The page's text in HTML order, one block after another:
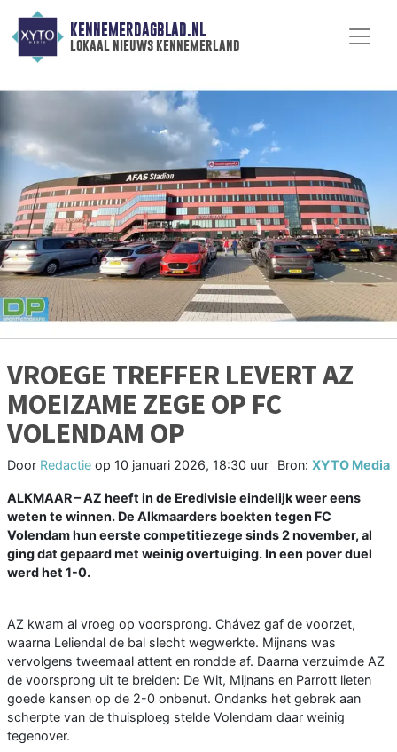
KENNEMERDAGBLAD.NL
lokaal nieuws kennemerland
VROEGE TREFFER LEVERT AZ
MOEIZAME ZEGE OP FC
VOLENDAM OP
Door Redactie op 10 januari 2026, 18:30 uur Bron: XYTO Media
ALKMAAR – AZ heeft in de Eredivisie eindelijk weer eens
weten te winnen. De Alkmaarders boekten tegen FC
Volendam hun eerste competitiezege sinds 2 november, al
ging dat gepaard met weinig overtuiging. In een pover duel
werd het 1-0.
AZ kwam al vroeg op voorsprong. Chávez gaf de voorzet,
waarna Leliendal de bal slecht wegwerkte. Mijnans was
vervolgens tweemaal attent en rondde af. Daarna verzuimde AZ
de voorsprong uit te breiden: De Wit, Mijnans en Parrott lieten
goede kansen op de 2-0 onbenut. Ondanks het gebrek aan
scherpte van de thuisploeg stelde Volendam daar weinig
tegenover.